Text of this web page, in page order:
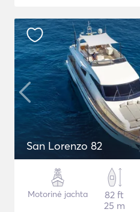
San Lorenzo 82
Motorinė jachta
82 ft
25 m